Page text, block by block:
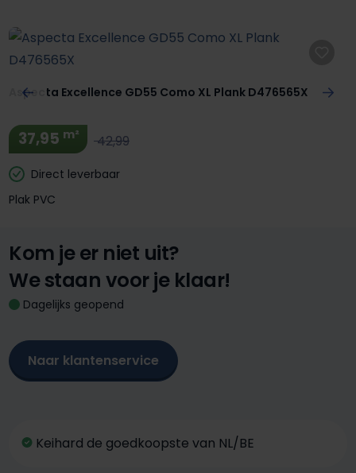
Aspecta Excellence GD55 Como XL Plank D476565X
37,95 m² 42,99
Direct leverbaar
Plak PVC
Kom je er niet uit?
We staan voor je klaar!
Dagelijks geopend
Naar klantenservice
Keihard de goedkoopste van NL/BE